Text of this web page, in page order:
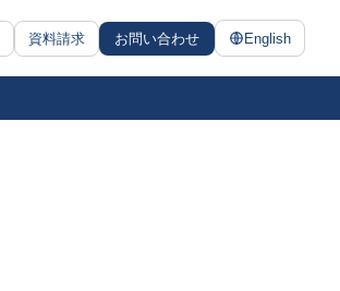
資料請求 お問い合わせ English